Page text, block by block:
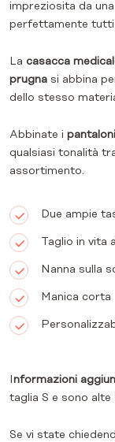
impreziosita da
perfettamente tutti
La casacca
prugna si abbina
dello stesso
Abbinate i
qualsiasi tonalità
assortimento.
Due ampie
Taglio in vita
Nanna sulla
Manica corta
nformazioni
taglia S e sono alte
Se vi state